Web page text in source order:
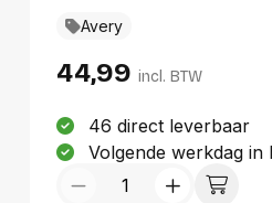
uitstekende
temperaturen van -20 °C
ondergronden zoals
plastic, zijn ze ideaal
gevaarlijke stoffen en
Avery
44,99 incl. BTW
46 direct leverbaar
Volgende werkdag in